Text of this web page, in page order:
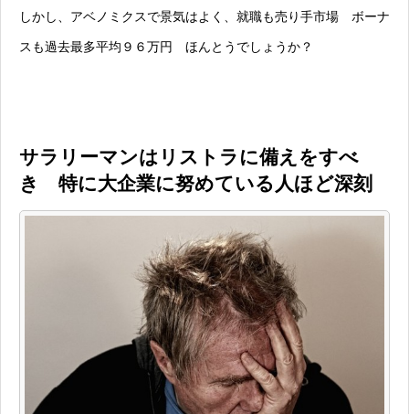
しかし、アベノミクスで景気はよく、就職も売り手市場 ボーナ
スも過去最多平均９６万円 ほんとうでしょうか？
サラリーマンはリストラに備えをすべ
き 特に大企業に努めている人ほど深刻